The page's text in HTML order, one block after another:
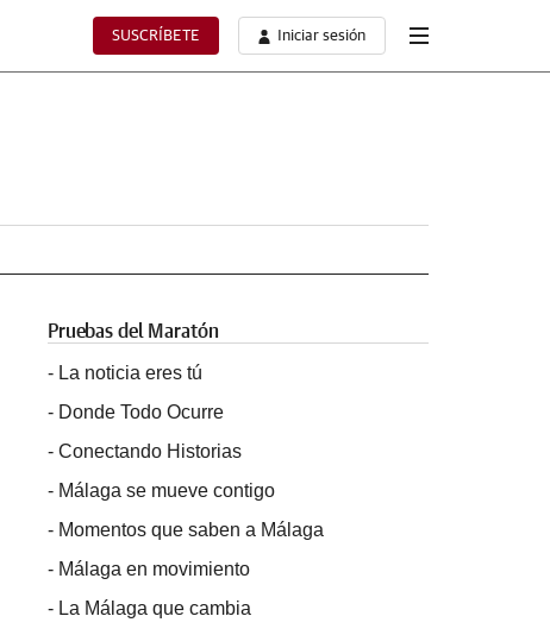
SUSCRÍBETE Iniciar sesión
Pruebas del Maratón
- La noticia eres tú
- Donde Todo Ocurre
- Conectando Historias
- Málaga se mueve contigo
- Momentos que saben a Málaga
- Málaga en movimiento
- La Málaga que cambia